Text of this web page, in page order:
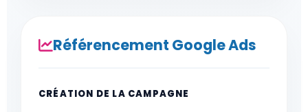
Référencement Google Ads
CRÉATION DE LA CAMPAGNE